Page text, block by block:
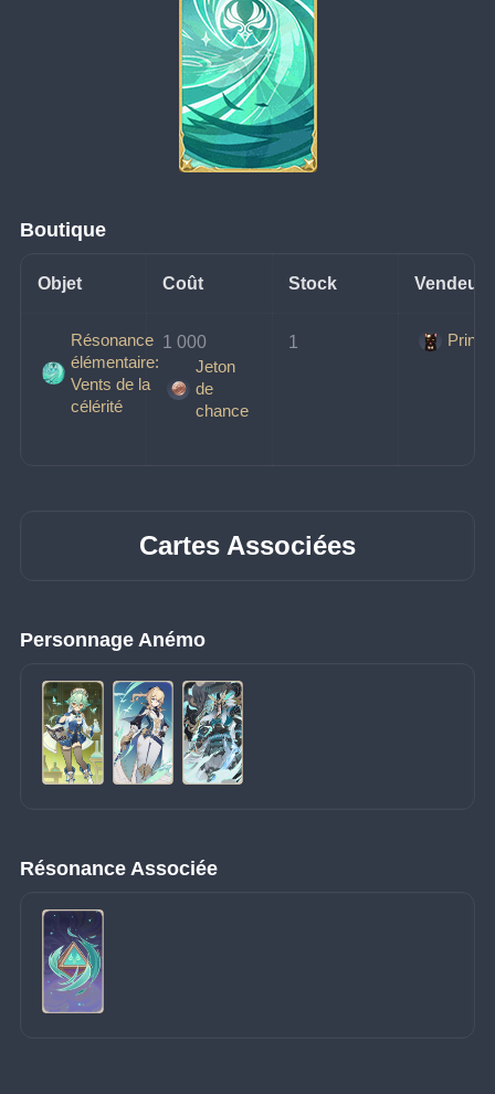
Boutique
Objet Coût Stock Vendeur
Résonance
élémentaire:
Vents de la
célérité
1 000
Jeton
de
chance
1 Prince
Cartes Associées
Personnage Anémo
Résonance Associée